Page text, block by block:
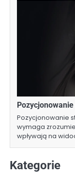
Pozycjonowanie
wymaga
wpływają na
Kategorie